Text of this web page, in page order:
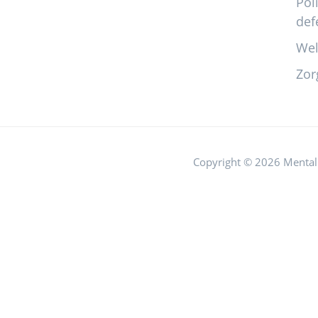
Copyright © 2026 Mental